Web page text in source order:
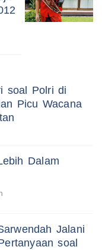
soal Polri di
Picu Wacana
Dalam
Jalani
soal